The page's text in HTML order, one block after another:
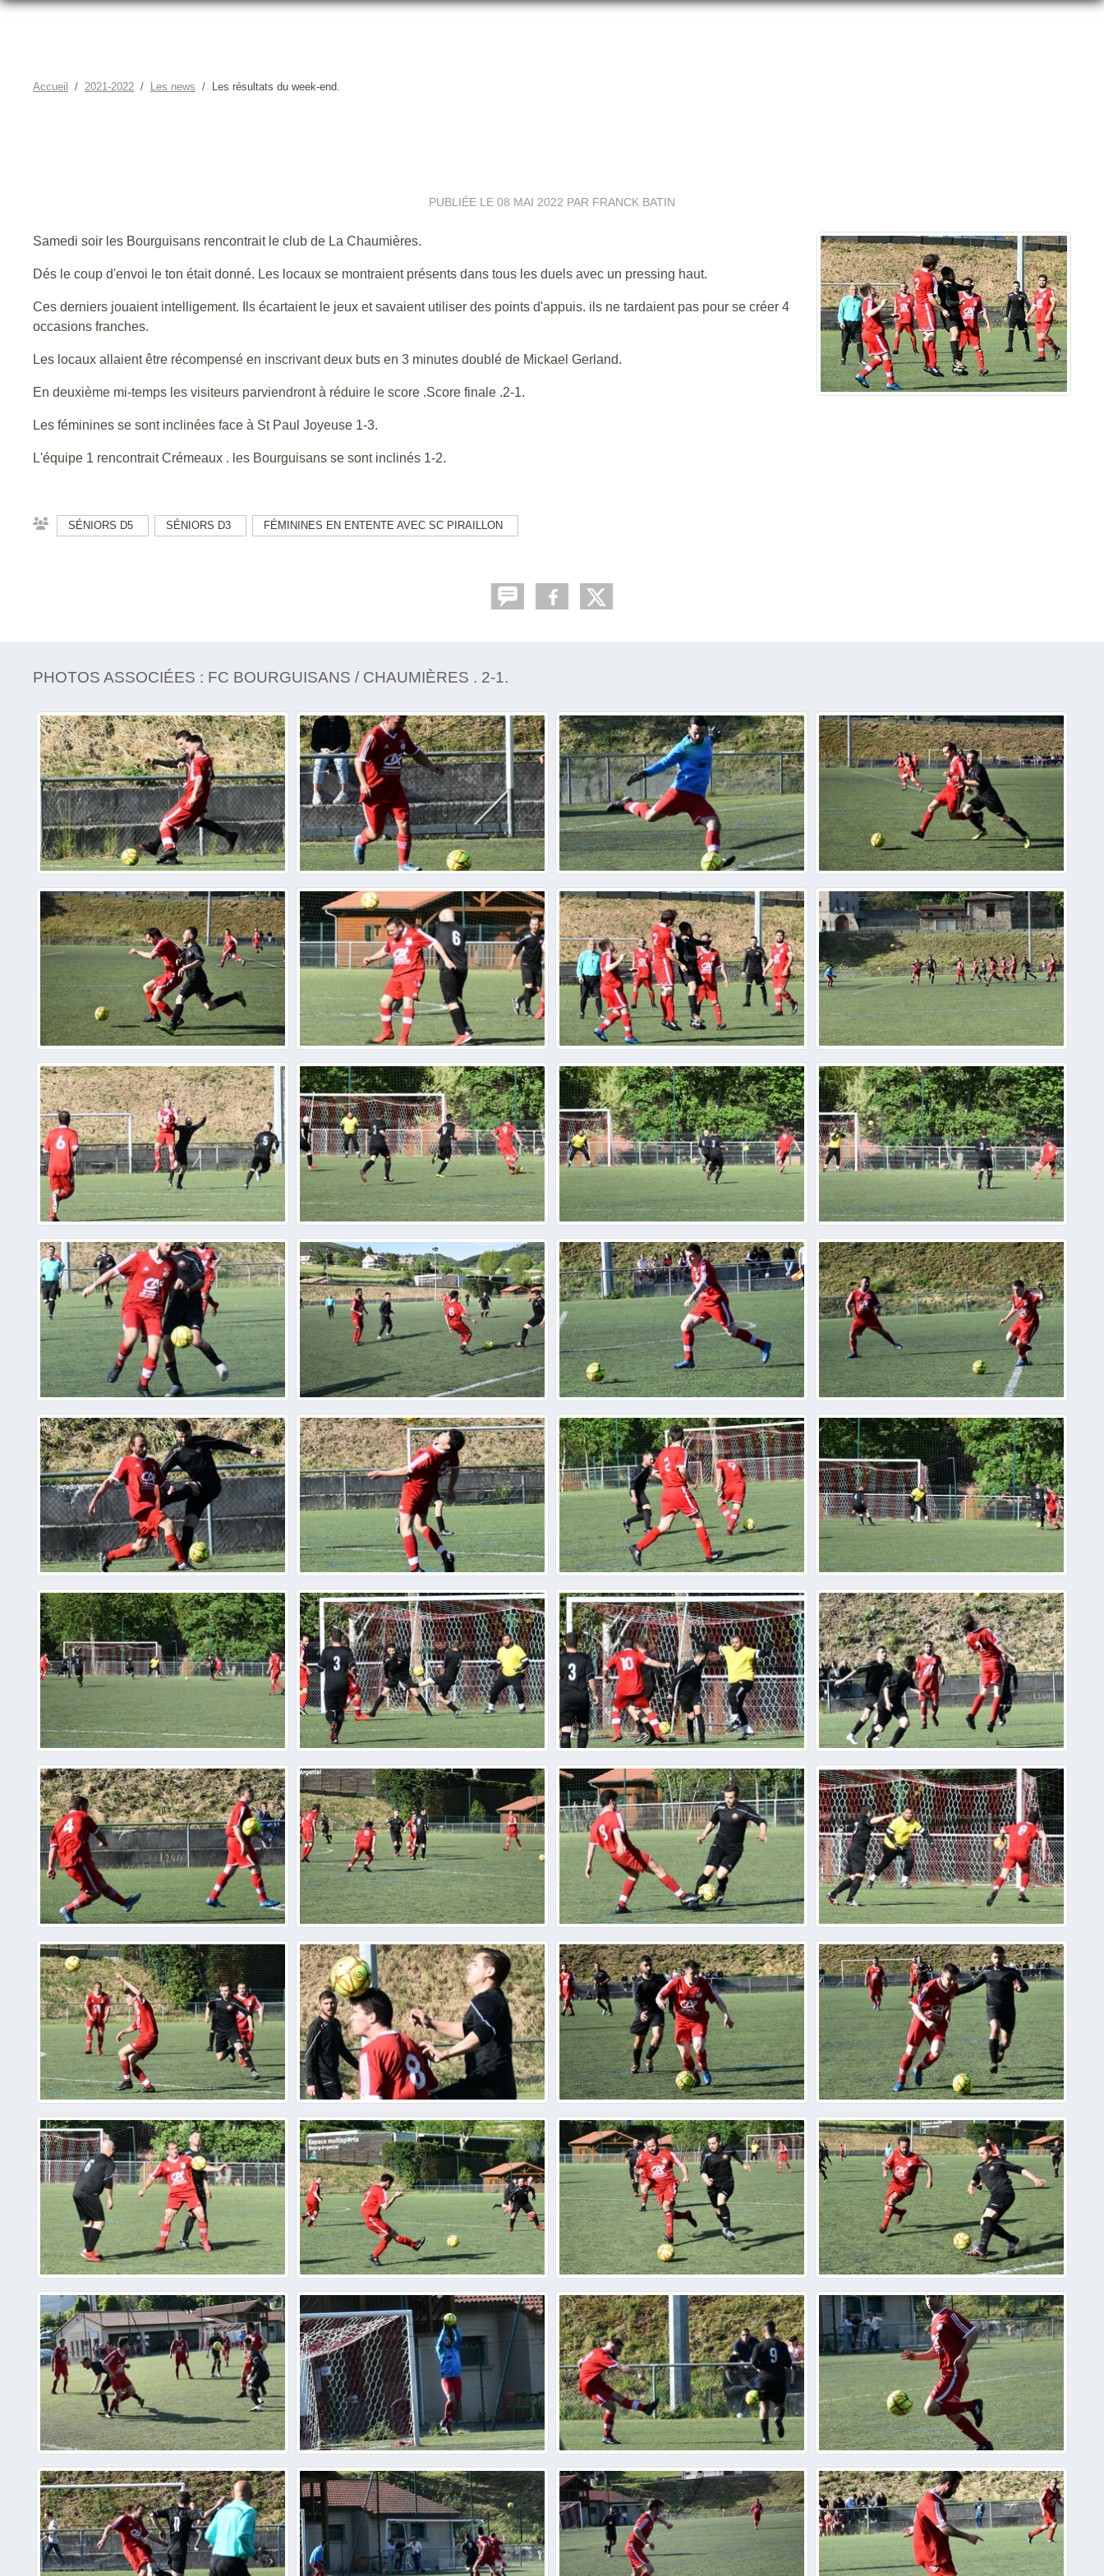
Accueil 2021-2022 Les news Les résultats du week-end.
PUBLIÉE LE 08 MAI 2022 PAR FRANCK BATIN
Samedi soir les Bourguisans rencontrait le club de La Chaumières.
Dés le coup d'envoi le ton était donné. Les locaux se montraient présents dans tous les duels avec un pressing haut.
Ces derniers jouaient intelligement. Ils écartaient le jeux et savaient utiliser des points d'appuis. ils ne tardaient pas pour se créer 4
occasions franches.
Les locaux allaient être récompensé en inscrivant deux buts en 3 minutes doublé de Mickael Gerland.
En deuxième mi-temps les visiteurs parviendront à réduire le score .Score finale .2-1.
Les féminines se sont inclinées face à St Paul Joyeuse 1-3.
L'équipe 1 rencontrait Crémeaux . les Bourguisans se sont inclinés 1-2.
SÉNIORS D5 SÉNIORS D3 FÉMININES EN ENTENTE AVEC SC PIRAILLON
PHOTOS ASSOCIÉES : FC BOURGUISANS / CHAUMIÈRES . 2-1.